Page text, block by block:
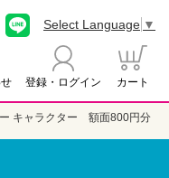
登録・ログイン カート
Select Language ▼
ー キャラクター 額面800円分